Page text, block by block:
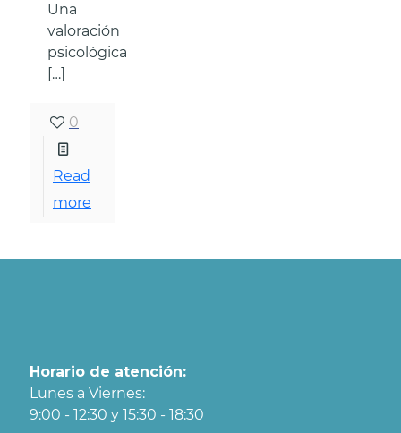
Una
valoración
psicológica
[…]
0
Read
more
Horario de atención:
Lunes a Viernes:
9:00 - 12:30 y 15:30 - 18:30